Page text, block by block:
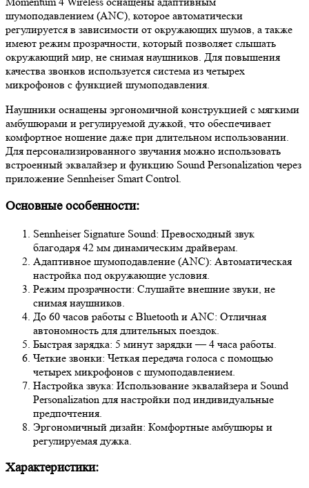
шумоподавлением (ANC), которое автоматически
регулируется в зависимости от окружающих шумов, а также
имеют режим прозрачности, который позволяет слышать
окружающий мир, не снимая наушников. Для повышения
качества звонков используется система из четырех
микрофонов с функцией шумоподавления.
Наушники оснащены эргономичной конструкцией с мягкими
амбушюрами и регулируемой дужкой, что обеспечивает
комфортное ношение даже при длительном использовании.
Для персонализированного звучания можно использовать
встроенный эквалайзер и функцию Sound Personalization через
приложение Sennheiser Smart Control.
Основные особенности:
Sennheiser Signature Sound: Превосходный звук
благодаря 42 мм динамическим драйверам.
Адаптивное шумоподавление (ANC): Автоматическая
настройка под окружающие условия.
Режим прозрачности: Слушайте внешние звуки, не
снимая наушников.
До 60 часов работы с Bluetooth и ANC: Отличная
автономность для длительных поездок.
Быстрая зарядка: 5 минут зарядки — 4 часа работы.
Четкие звонки: Четкая передача голоса с помощью
четырех микрофонов с шумоподавлением.
Настройка звука: Использование эквалайзера и Sound
Personalization для настройки под индивидуальные
предпочтения.
Эргономичный дизайн: Комфортные амбушюры и
регулируемая дужка.
Характеристики: